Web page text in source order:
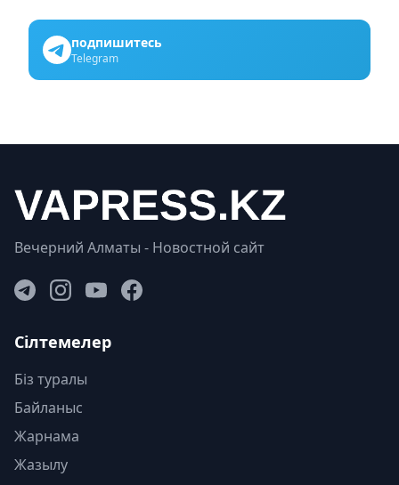
подпишитесь
Telegram
Вечерний Алматы - Новостной сайт
Сілтемелер
Біз туралы
Байланыс
Жарнама
Жазылу